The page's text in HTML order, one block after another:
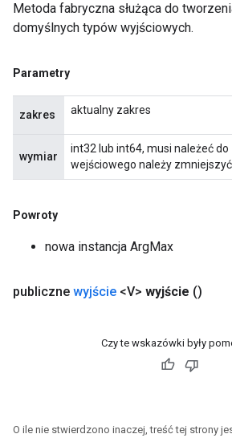
Metoda fabryczna służąca do
domyślnych typów wyjściowych.
Parametry
zakres aktualny zakres
wymiar
int32 lub int64, musi należeć
wejściowego należy
Powroty
nowa instancja ArgMax
publiczne wyjście <V> wyjście ()
Czy te wskazówki były
O ile nie stwierdzono inaczej, treść tej strony